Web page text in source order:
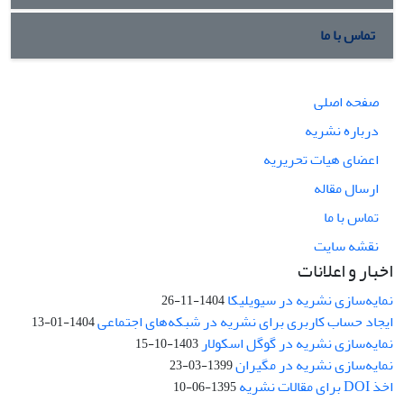
تماس با ما
صفحه اصلی
درباره نشریه
اعضای هیات تحریریه
ارسال مقاله
تماس با ما
نقشه سایت
اخبار و اعلانات
نمایه‌سازی نشریه در سیویلیکا1404-11-26
ایجاد حساب کاربری برای نشریه در شبکه‌های اجتماعی1404-01-13
نمایه‌سازی نشریه در گوگل اسکولار 1403-10-15
نمایه‌سازی نشریه در مگیران1399-03-23
اخذ DOI برای مقالات نشریه 1395-06-10